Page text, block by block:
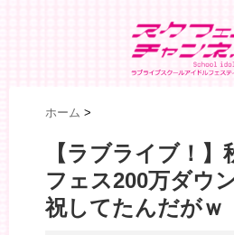
ホーム >
【ラブライブ！】
フェス200万ダウ
祝してたんだがｗ